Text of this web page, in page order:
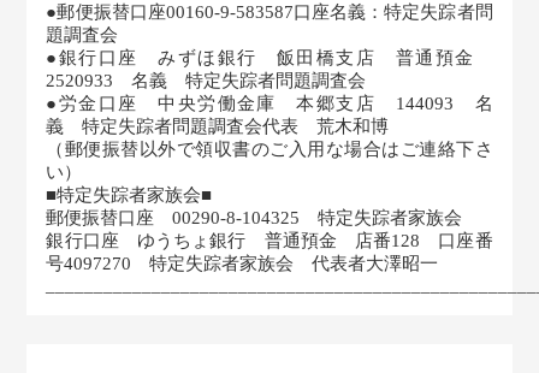
●郵便振替口座00160-9-583587口座名義：特定失踪者問
題調査会
●銀行口座 みずほ銀行 飯田橋支店 普通預金
2520933 名義 特定失踪者問題調査会
●労金口座 中央労働金庫 本郷支店 144093 名
義 特定失踪者問題調査会代表 荒木和博
（郵便振替以外で領収書のご入用な場合はご連絡下さ
い）
■特定失踪者家族会■
郵便振替口座 00290-8-104325 特定失踪者家族会
銀行口座 ゆうちょ銀行 普通預金 店番128 口座番
号4097270 特定失踪者家族会 代表者大澤昭一